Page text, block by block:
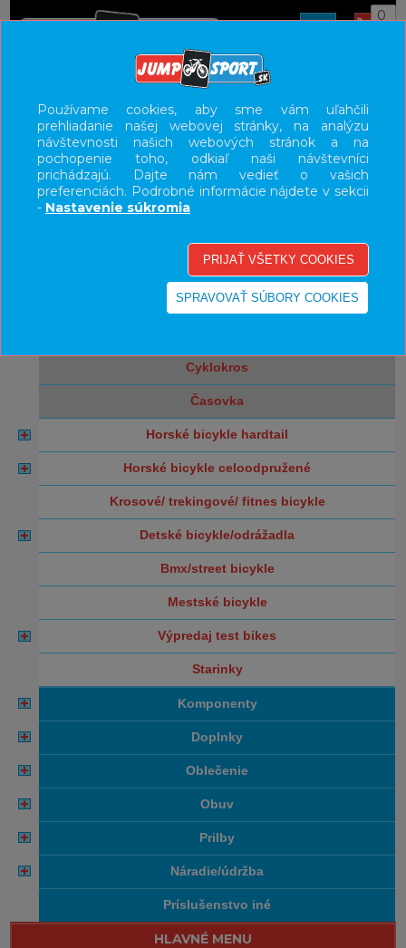
0
UŽÍVATEĽSKÝ PANEL
KATEGÓRIE
bicykle
cestné bicykle
cesta
cyklokros
časovka
horské bicykle hardtail
horské bicykle celoodpružené
krosové/ trekingové/ fitnes bicykle
detské bicykle/odrážadla
bmx/street bicykle
mestské bicykle
výpredaj test bikes
starinky
komponenty
doplnky
oblečenie
obuv
prilby
náradie/údržba
príslušenstvo iné
HLAVNÉ MENU
Používame cookies, aby sme vám uľahčili
prehliadanie našej webovej stránky, na analýzu
návštevnosti našich webových stránok a na
pochopenie toho, odkiaľ naši návštevníci
prichádzajú. Dajte nám vedieť o vašich
preferenciách. Podrobné informácie nájdete v sekcii
- Nastavenie súkromia